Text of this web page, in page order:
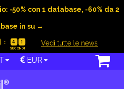
-50% con 1 database, -60% da 2
in su →
4 0 Vedi tutte le news
EUR